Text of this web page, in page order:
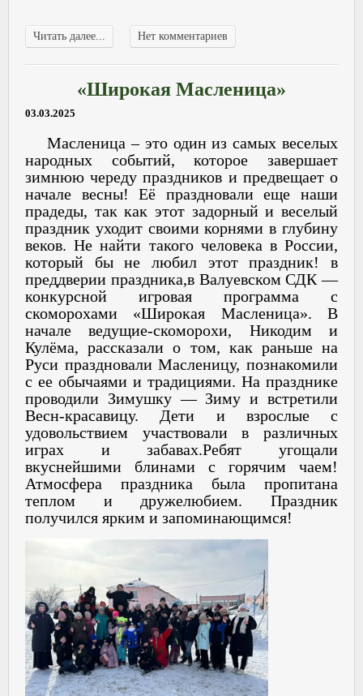
Читать далее... Нет комментариев
«Широкая Масленица»
03.03.2025
Масленица – это один из самых веселых
народных событий, которое завершает
зимнюю череду праздников и предвещает о
начале весны! Её праздновали еще наши
прадеды, так как этот задорный и веселый
праздник уходит своими корнями в глубину
веков. Не найти такого человека в России,
который бы не любил этот праздник! в
преддверии праздника,в Валуевском СДК —
конкурсной игровая программа с
скоморохами «Широкая Масленица». В
начале ведущие-скоморохи, Никодим и
Кулëма, рассказали о том, как раньше на
Руси праздновали Масленицу, познакомили
с ее обычаями и традициями. На празднике
проводили Зимушку — Зиму и встретили
Весн-красавицу. Дети и взрослые с
удовольствием участвовали в различных
играх и забавах.Ребят угощали
вкуснейшими блинами с горячим чаем!
Атмосфера праздника была пропитана
теплом и дружелюбием. Праздник
получился ярким и запоминающимся!